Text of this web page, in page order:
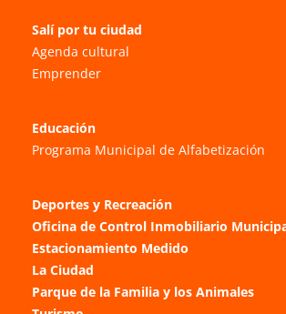
Salí por tu ciudad
Agenda cultural
Emprender
Educación
Programa Municipal de Alfabetización
Deportes y Recreación
Oficina de Control Inmobiliario
Estacionamiento Medido
La Ciudad
Parque de la Familia y los Animales